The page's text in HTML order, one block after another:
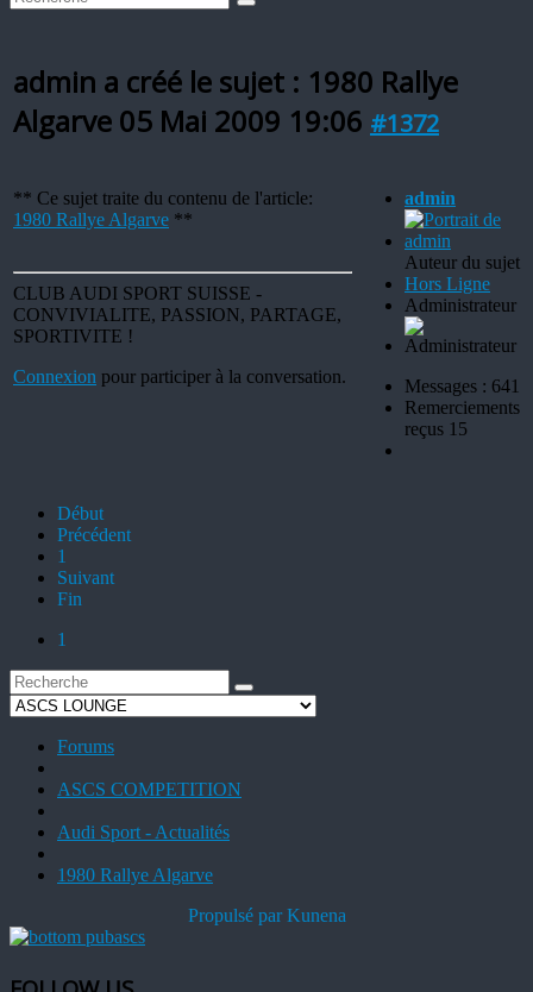
admin a créé le sujet : 1980 Rallye
Algarve 05 Mai 2009 19:06 #1372
** Ce sujet traite du contenu de l'article:
1980 Rallye Algarve **
CLUB AUDI SPORT SUISSE -
CONVIVIALITE, PASSION, PARTAGE,
SPORTIVITE !
Connexion pour participer à la conversation.
admin
Auteur du sujet
Hors Ligne
Administrateur
Messages : 641
Remerciements
reçus 15
Début
Précédent
1
Suivant
Fin
1
Forums
ASCS COMPETITION
Audi Sport - Actualités
1980 Rallye Algarve
Propulsé parKunena